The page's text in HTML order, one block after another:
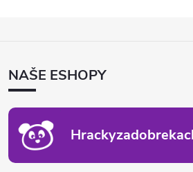
ANAŠE ESHOPY